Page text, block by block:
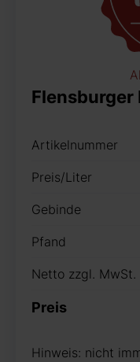
Artikelnummer
Preis/Liter
Gebinde
Pfand
Netto zzgl. MwSt.
Preis
Hinweis: nicht